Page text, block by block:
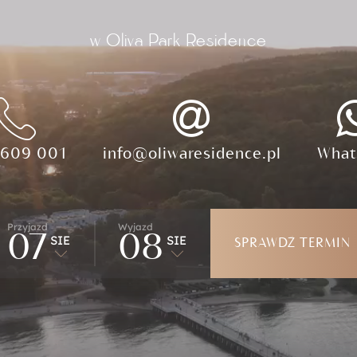
KONTAKT
w Oliva Park Residence
001 info@oliwaresidence.pl
Przyjazd
07 SIE
Wyjazd
08 SIE SPRAWDŹ TERMIN